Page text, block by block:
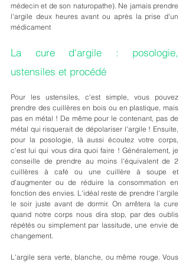
médecin et de son naturopathe). Ne jamais prendre
l'argile deux heures avant ou après la prise d'un
médicament
La cure d'argile : posologie,
ustensiles et procédé
Pour les ustensiles, c'est simple, vous pouvez
prendre des cuillères en bois ou en plastique, mais
pas en métal ! De même pour le contenant, pas de
métal qui risquerait de dépolariser l'argile ! Ensuite,
pour la posologie, là aussi écoutez votre corps,
c'est lui qui vous dira quoi faire ! Généralement, je
conseille de prendre au moins l'équivalent de 2
cuillères à café ou une cuillère à soupe et
d'augmenter ou de réduire la consommation en
fonction des envies. L'idéal reste de prendre l'argile
le soir juste avant de dormir. On arrêtera la cure
quand notre corps nous dira stop, par des oublis
répétés ou simplement par lassitude, une envie de
changement.
L'argile sera verte, blanche, ou même rouge. Vous